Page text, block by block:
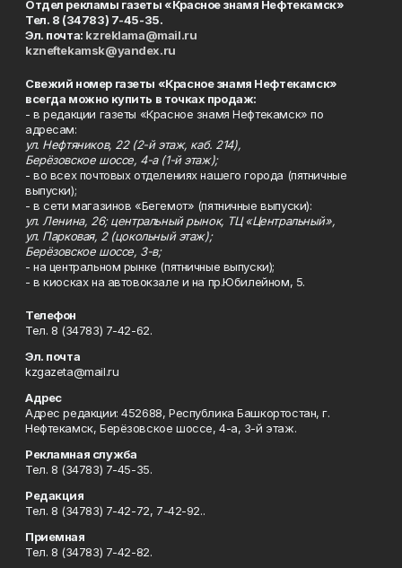
Отдел рекламы газеты «Красное знамя Нефтекамск»
Тел. 8 (34783) 7-45-35.
Эл. почта: kzreklama@mail.ru
kzneftekamsk@yandex.ru
Свежий номер газеты «Красное знамя Нефтекамск»
всегда можно купить в точках продаж:
- в редакции газеты «Красное знамя Нефтекамск» по
адресам:
ул. Нефтяников, 22 (2-й этаж, каб. 214),
Берёзовское шоссе, 4-а (1-й этаж);
- во всех почтовых отделениях нашего города (пятничные
выпуски);
- в сети магазинов «Бегемот» (пятничные выпуски):
ул. Ленина, 26; центральный рынок, ТЦ «Центральный»,
ул. Парковая, 2 (цокольный этаж);
Берёзовское шоссе, 3-в;
- на центральном рынке (пятничные выпуски);
- в киосках на автовокзале и на пр.Юбилейном, 5.
Телефон
Тел. 8 (34783) 7-42-62.
Эл. почта
kzgazeta@mail.ru
Адрес
Адрес редакции: 452688, Республика Башкортостан, г.
Нефтекамск, Берёзовское шоссе, 4-а, 3-й этаж.
Рекламная служба
Тел. 8 (34783) 7-45-35.
Редакция
Тел. 8 (34783) 7-42-72, 7-42-92..
Приемная
Тел. 8 (34783) 7-42-82.